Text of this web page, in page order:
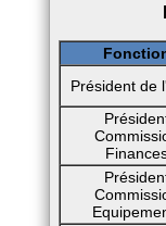
Président de